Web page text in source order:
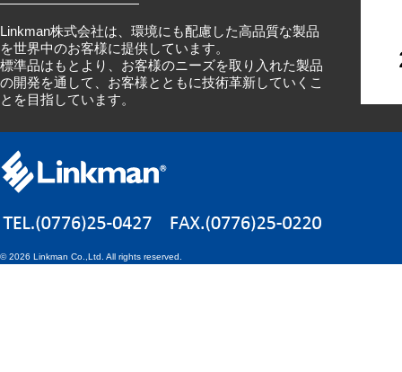
Linkman株式会社は、環境にも配慮した高品質な製品
を世界中のお客様に提供しています。
標準品はもとより、お客様のニーズを取り入れた製品
の開発を通して、お客様とともに技術革新していくこ
とを目指しています。
©2026 Linkman Co.,Ltd. All rights reserved.